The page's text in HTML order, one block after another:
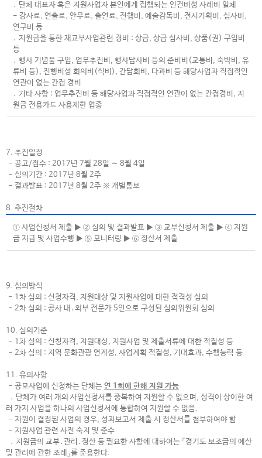
․ 단체 대표자 혹은 지원사업자 본인에게 집행되는 인건비성 사례비 일체
- 강사료, 연출료, 안무료, 출연료, 진행비, 예술감독비, 전시기획비, 심사비,
연구비 등
․ 지원금을 통한 재교부사업관련 경비 : 상금, 상금 심사비, 상품(권) 구입비
등
․ 행사 기념품 구입, 업무추진비, 행사답사비 등의 준비비(교통비, 숙박비, 유
류비 등), 진행비성 회의비(식비), 간담회비, 다과비 등 해당사업과 직접적인
연관이 없는 간접 경비
․ 기타 사항 : 업무추진비 등 해당사업과 직접적인 연관이 없는 간접경비, 지
원금 전용카드 사용제한 업종
7. 추진일정
- 공고/접수 : 2017년 7월 28일 ∼ 8월 4일
- 심의기간 : 2017년 8월 2주
- 결과발표 : 2017년 8월 2주 ※ 개별통보
8. 추진절차
① 사업신청서 제출 ▶ ② 심의 및 결과발표 ▶ ③ 교부신청서 제출 ▶ ④ 지원
금 지급 및 사업수행 ▶ ⑤ 모니터링 ▶ ⑥ 정산서 제출
9. 심의방식
- 1차 심의 : 신청자격, 지원대상 및 지원사업에 대한 적격성 심의
- 2차 심의 : 공사 내․외부 전문가 5인으로 구성된 심의위원회 심의
10. 심의기준
- 1차 심의 : 신청자격, 지원대상, 지원사업 및 제출서류에 대한 적절성 등
- 2차 심의 : 지역 문화관광 연계성, 사업계획 적절성, 기대효과, 수행능력 등
11. 유의사항
- 공모사업에 신청하는 단체는 연 1회에 한해 지원 가능
․ 단체가 여러 개의 사업신청서를 중복하여 지원할 수 없으며, 성격이 상이한 여
러 가지 사업을 하나의 사업신청서에 통합하여 지원할 수 없음.
- 지원이 결정된 사업의 경우, 성과보고서 제출 시 정산서를 첨부하여야 함
- 지원사업 관련 사전 숙지 및 준수
․ 지원금의 교부․관리․정산 등 필요한 사항에 대하여는 「경기도 보조금의 예산
및 관리에 관한 조례」를 준용한다.